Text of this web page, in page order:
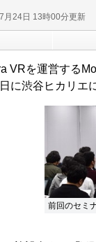
月24日 13時00分更新
VRを運営する
に渋谷ヒカリエ
前回のセミ